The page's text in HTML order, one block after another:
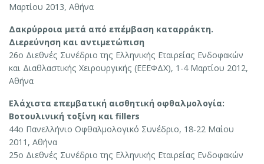
Μαρτίου 2013, Αθήνα
Δακρύρροια μετά από επέμβαση καταρράκτη.
Διερεύνηση και αντιμετώπιση
26ο Διεθνές Συνέδριο της Ελληνικής Εταιρείας Ενδοφακών
και Διαθλαστικής Χειρουργικής (ΕΕΕΦΔΧ), 1-4 Μαρτίου 2012,
Αθήνα
Ελάχιστα επεμβατική αισθητική οφθαλμολογία:
Βοτουλινική τοξίνη και fillers
44ο Πανελλήνιο Οφθαλμολογικό Συνέδριο, 18-22 Μαίου
2011, Αθήνα
25ο Διεθνές Συνέδριο της Ελληνικής Εταιρείας Ενδοφακών